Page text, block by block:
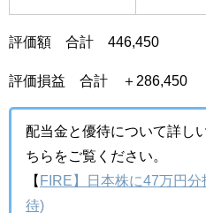
評価額 合計 446,450
評価損益 合計 ＋286,450
配当金と優待について詳し
ちらをご覧ください。
【FIRE】日本株に47万円
待)